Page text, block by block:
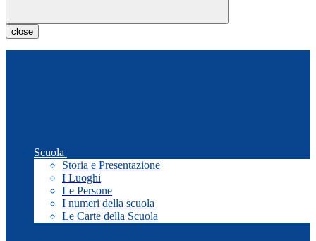
close
Scuola
Storia e Presentazione
I Luoghi
Le Persone
I numeri della scuola
Le Carte della Scuola